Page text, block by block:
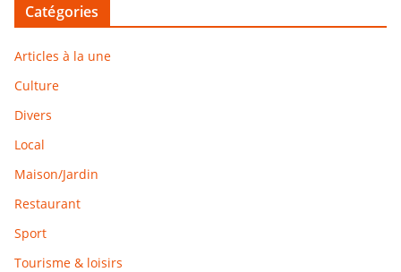
Catégories
Articles à la une
Culture
Divers
Local
Maison/Jardin
Restaurant
Sport
Tourisme & loisirs